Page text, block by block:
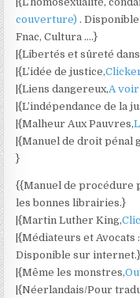
couverture).
Fnac, Cultura ….}
|{Libertés et sûreté
|{L’idée de justice,
|{Liens dangereux,A
|{L’indépendance de la
|{Malheur Aux Pauvres,
|{Manuel de droit pénal
}
{{Manuel de procédure
les bonnes librairies.}
|{Martin Luther King,
|{Médiateurs et Avocats
Disponible sur internet.}
|{Même les monstres,
|{Néerlandais/Pour